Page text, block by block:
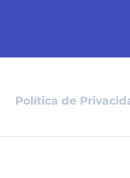
Política de